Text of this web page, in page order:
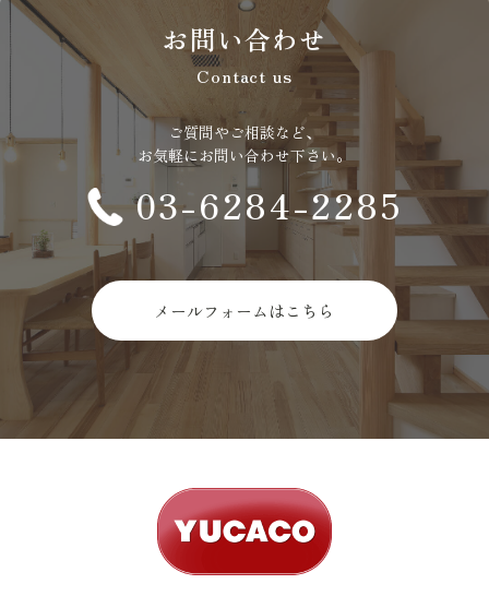
お問い合わせ
Contact us
ご質問やご相談など、
お気軽にお問い合わせ下さい。
03-6284-2285
メールフォームはこちら